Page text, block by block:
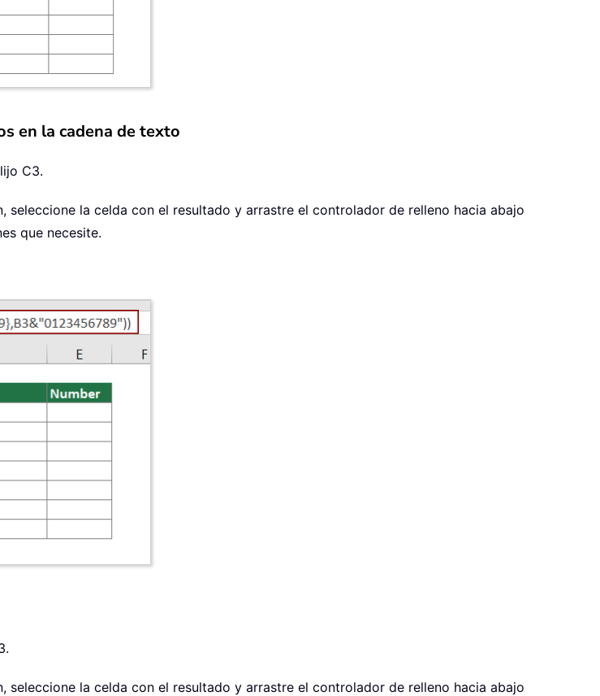
en la cadena de texto
C3.
seleccione la celda con el resultado y arrastre el controlador de relleno hacia abajo
que necesite.
seleccione la celda con el resultado y arrastre el controlador de relleno hacia abajo